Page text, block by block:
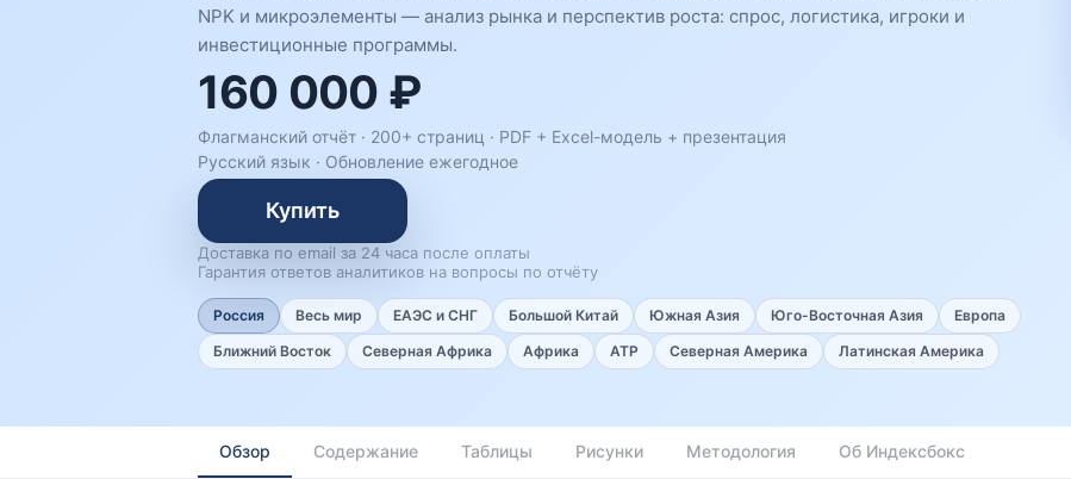
NPK и микроэлементы — анализ рынка и перспектив роста: спрос, логистика, игроки и
инвестиционные программы.
160 000 ₽
Флагманский отчёт · 200+ страниц · PDF + Excel-модель + презентация
Русский язык · Обновление ежегодное
Купить
Доставка по email за 24 часа после оплаты
Гарантия ответов аналитиков на вопросы по отчёту
Россия Весь мир ЕАЭС и СНГ Большой Китай Южная Азия Юго-Восточная Азия
Европа
Ближний Восток
Северная Африка Африка АТР Северная Америка Латинская Америка
Обзор Содержание Таблицы Рисунки Методология Об Индексбокс